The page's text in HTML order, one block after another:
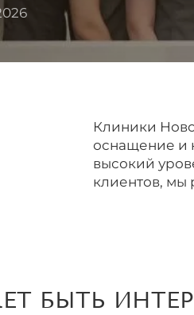
Клиники
оснащение и
высокий
клиентов, мы
БЫТЬ